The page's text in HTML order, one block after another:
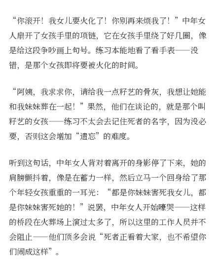
“你滚开！我女儿要火化了！你别再来烦我了！”中年女
人扇开了女孩手里的项链，它在女孩手里绕了好几圈，像
是给这段争吵画上句号。练习本能地看了看手表——没
错，是那个女孩即将要被火化的时间。
“阿姨，我求求你，请给我一点籽艺的骨灰，我想让她能
和我妹妹葬在一起！”果然，他们在谈论的，就是那个叫
籽艺的女孩——练习不太会去记住死者的名字，因为没必
要，否则这会增加“遗忘”的难度。
听到这句话，中年女人背对着离开的身影停了下来，她的
肩膀颤抖着，像是在蓄力一样，然后立马一个回身给了那
个年轻女孩重重的一耳光：“都是你妹妹害死我女儿，都
是你妹妹害死她的！”说罢，中年女人开始嚎哭——这样
的桥段在火葬场上演过太多了，所以这里的工作人员并不
会阻止——他们顶多会说“死者正看着大家，也不希望你
们闹成这样”。